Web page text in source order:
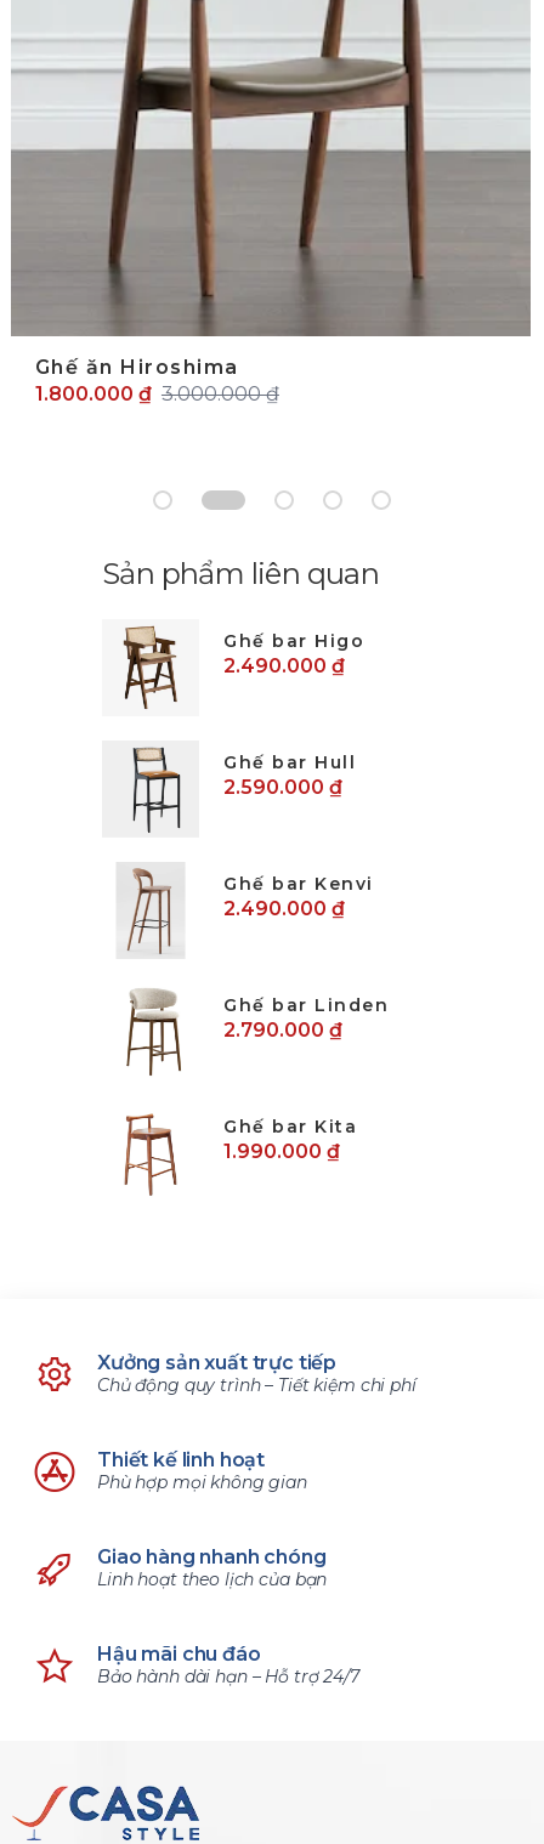
Ghế ăn Hiroshima
1.800.000 ₫ 3.000.000 ₫
Sản phẩm liên quan
Ghế bar Higo
2.490.000 ₫
Ghế bar Hull
2.590.000 ₫
Ghế bar Kenvi
2.490.000 ₫
Ghế bar Linden
2.790.000 ₫
Ghế bar Kita
1.990.000 ₫
Xưởng sản xuất trực tiếp
Chủ động quy trình – Tiết kiệm chi phí
Thiết kế linh hoạt
Phù hợp mọi không gian
Giao hàng nhanh chóng
Linh hoạt theo lịch của bạn
Hậu mãi chu đáo
Bảo hành dài hạn – Hỗ trợ 24/7